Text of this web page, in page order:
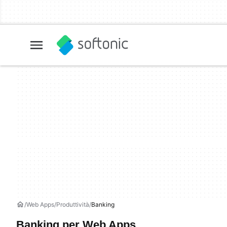
Web Apps Produttività Banking